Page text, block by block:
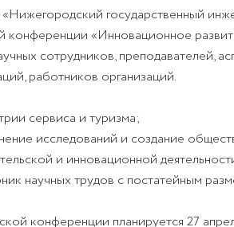
государственный
конференции «Инновационное
сотрудников, преподавателей,
сервиса и туризма;
исследований и создание
и инновационной
научных трудов с постатейным
конференции планируется 27